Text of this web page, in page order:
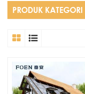
PRODUK KATEGORI